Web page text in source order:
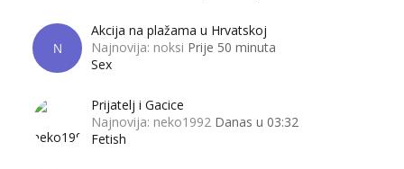
N
Akcija na plažama u Hrvatskoj
Najnovija: noksi Prije 50 minuta
Sex
Prijatelj i Gacice
Najnovija: neko1992 Danas u 03:32
Fetish